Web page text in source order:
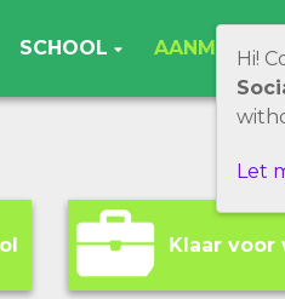
SCHOOL AANMELDEN
Klaar voor
Hi!
Let